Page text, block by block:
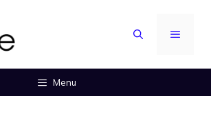
MENU
Menu